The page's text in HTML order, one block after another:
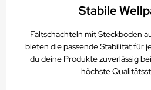
Stabile
Faltschachteln mit Steckboden
bieten die passende Stabilität für
du deine Produkte zuverlässig
höchste